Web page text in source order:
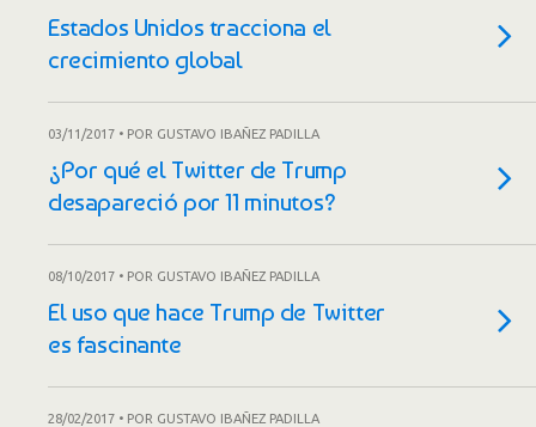
Estados Unidos tracciona el
crecimiento global
03/11/2017 • POR GUSTAVO IBAÑEZ PADILLA
¿Por qué el Twitter de Trump
desapareció por 11 minutos?
08/10/2017 • POR GUSTAVO IBAÑEZ PADILLA
El uso que hace Trump de Twitter
es fascinante
28/02/2017 • POR GUSTAVO IBAÑEZ PADILLA